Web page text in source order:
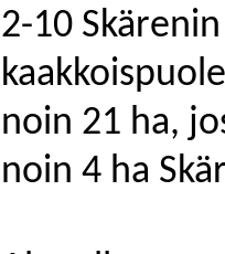
2-10
noin 21 ha,
noin 4 ha